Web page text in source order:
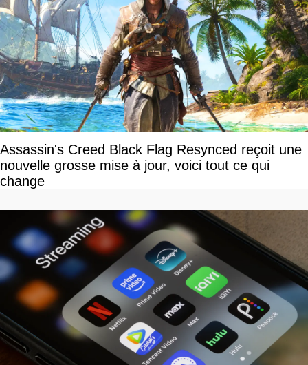
Assassin's Creed Black Flag Resynced reçoit une
nouvelle grosse mise à jour, voici tout ce qui
change